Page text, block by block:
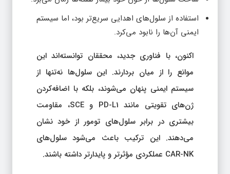
استفاده از سلول‌های اهدایی سریع‌تر بود، اما سیستم
ایمنی آن‌ها را نابود می‌کرد.
اکنون، با فناوری جدید، محققان توانسته‌اند این
موانع را از میان بردارند. این سلول‌ها نه‌تنها از
سیستم ایمنی پنهان می‌شوند، بلکه با اضافه‌کردن
ژن‌های تقویتی مانند PD-L1 و SCE، مقاومت
بیشتری در برابر سلول‌های تومور از خود نشان
می‌دهند. این ترکیب باعث می‌شود سلول‌های
CAR-NK عملکردی مؤثرتر و پایدارتر داشته باشند.